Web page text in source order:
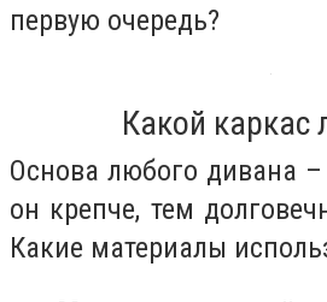
первую очередь?
Какой каркас
Основа любого дивана
он крепче, тем
Какие материалы